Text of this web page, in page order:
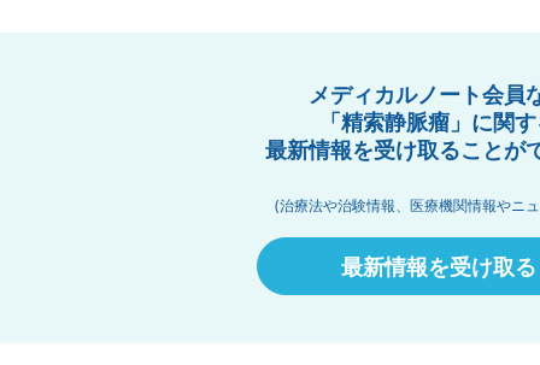
メディカルノート会員
「精索静脈瘤」に関
最新情報を受け取ることが
(治療法や治験情報、医療機関情報やニ
最新情報を受け取る